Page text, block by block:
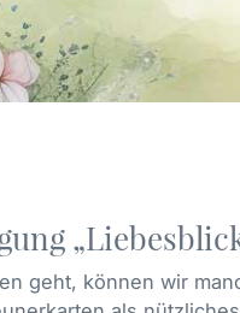
geht, können wir